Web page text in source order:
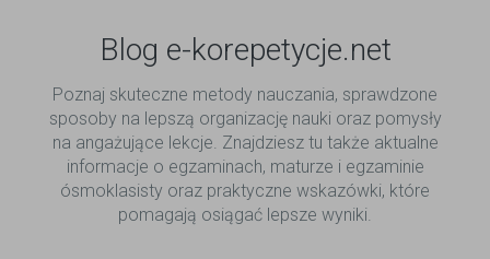
Blog e-korepetycje.net
Poznaj skuteczne metody nauczania, sprawdzone
sposoby na lepszą organizację nauki oraz pomysły
na angażujące lekcje. Znajdziesz tu także aktualne
informacje o egzaminach, maturze i egzaminie
ósmoklasisty oraz praktyczne wskazówki, które
pomagają osiągać lepsze wyniki.